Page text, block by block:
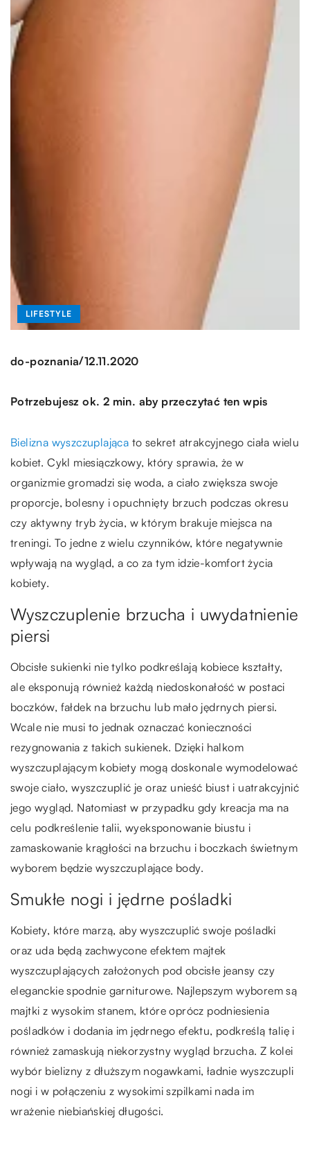
LIFESTYLE
do-poznania/12.11.2020
Potrzebujesz ok. 2 min. aby przeczytać ten wpis
Bielizna wyszczuplająca to sekret atrakcyjnego ciała wielu
kobiet. Cykl miesiączkowy, który sprawia, że w
organizmie gromadzi się woda, a ciało zwiększa swoje
proporcje, bolesny i opuchnięty brzuch podczas okresu
czy aktywny tryb życia, w którym brakuje miejsca na
treningi. To jedne z wielu czynników, które negatywnie
wpływają na wygląd, a co za tym idzie-komfort życia
kobiety.
Wyszczuplenie brzucha i uwydatnienie
piersi
Obcisłe sukienki nie tylko podkreślają kobiece kształty,
ale eksponują również każdą niedoskonałość w postaci
boczków, fałdek na brzuchu lub mało jędrnych piersi.
Wcale nie musi to jednak oznaczać konieczności
rezygnowania z takich sukienek. Dzięki halkom
wyszczuplającym kobiety mogą doskonale wymodelować
swoje ciało, wyszczuplić je oraz unieść biust i uatrakcyjnić
jego wygląd. Natomiast w przypadku gdy kreacja ma na
celu podkreślenie talii, wyeksponowanie biustu i
zamaskowanie krągłości na brzuchu i boczkach świetnym
wyborem będzie wyszczuplające body.
Smukłe nogi i jędrne pośladki
Kobiety, które marzą, aby wyszczuplić swoje pośladki
oraz uda będą zachwycone efektem majtek
wyszczuplających założonych pod obcisłe jeansy czy
eleganckie spodnie garniturowe. Najlepszym wyborem są
majtki z wysokim stanem, które oprócz podniesienia
pośladków i dodania im jędrnego efektu, podkreślą talię i
również zamaskują niekorzystny wygląd brzucha. Z kolei
wybór bielizny z dłuższym nogawkami, ładnie wyszczupli
nogi i w połączeniu z wysokimi szpilkami nada im
wrażenie niebiańskiej długości.